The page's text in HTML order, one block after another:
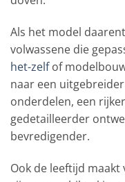
Als het model
volwassene die
het-zelfof
naar een
onderdelen, een
gedetailleerder
bevredigender.
Ook de leeftijd maakt